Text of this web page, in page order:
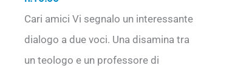
Cari amici Vi segnalo un interessante
dialogo a due voci. Una disamina tra
un teologo e un professore di